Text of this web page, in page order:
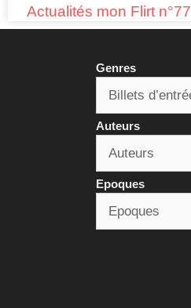
Actualités mon Flirt n°77
Genres
Auteurs
Epoques